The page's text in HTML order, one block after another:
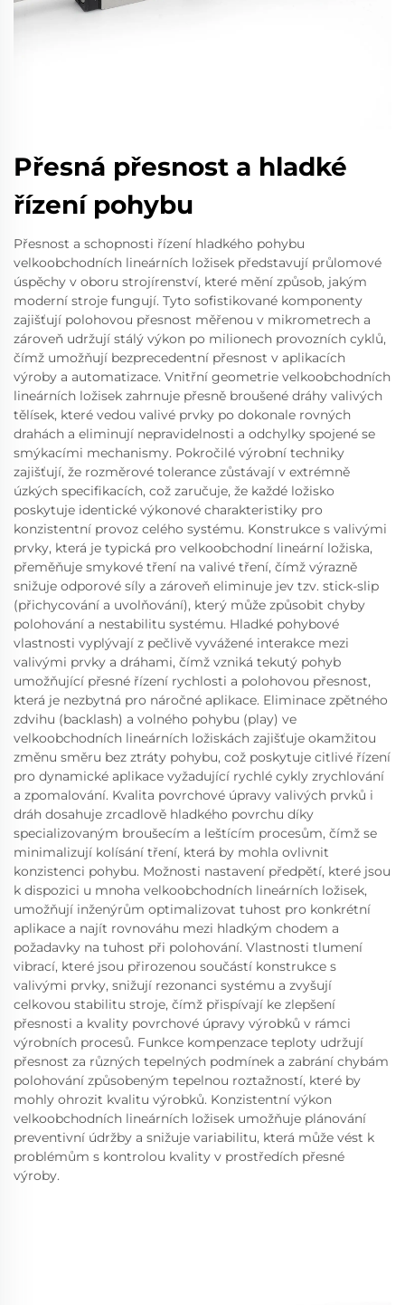
Přesná přesnost a hladké
řízení pohybu
Přesnost a schopnosti řízení hladkého pohybu
velkoobchodních lineárních ložisek představují průlomové
úspěchy v oboru strojírenství, které mění způsob, jakým
moderní stroje fungují. Tyto sofistikované komponenty
zajišťují polohovou přesnost měřenou v mikrometrech a
zároveň udržují stálý výkon po milionech provozních cyklů,
čímž umožňují bezprecedentní přesnost v aplikacích
výroby a automatizace. Vnitřní geometrie velkoobchodních
lineárních ložisek zahrnuje přesně broušené dráhy valivých
tělísek, které vedou valivé prvky po dokonale rovných
drahách a eliminují nepravidelnosti a odchylky spojené se
smýkacími mechanismy. Pokročilé výrobní techniky
zajišťují, že rozměrové tolerance zůstávají v extrémně
úzkých specifikacích, což zaručuje, že každé ložisko
poskytuje identické výkonové charakteristiky pro
konzistentní provoz celého systému. Konstrukce s valivými
prvky, která je typická pro velkoobchodní lineární ložiska,
přeměňuje smykové tření na valivé tření, čímž výrazně
snižuje odporové síly a zároveň eliminuje jev tzv. stick-slip
(přichycování a uvolňování), který může způsobit chyby
polohování a nestabilitu systému. Hladké pohybové
vlastnosti vyplývají z pečlivě vyvážené interakce mezi
valivými prvky a dráhami, čímž vzniká tekutý pohyb
umožňující přesné řízení rychlosti a polohovou přesnost,
která je nezbytná pro náročné aplikace. Eliminace zpětného
zdvihu (backlash) a volného pohybu (play) ve
velkoobchodních lineárních ložiskách zajišťuje okamžitou
změnu směru bez ztráty pohybu, což poskytuje citlivé řízení
pro dynamické aplikace vyžadující rychlé cykly zrychlování
a zpomalování. Kvalita povrchové úpravy valivých prvků i
dráh dosahuje zrcadlově hladkého povrchu díky
specializovaným broušecím a leštícím procesům, čímž se
minimalizují kolísání tření, která by mohla ovlivnit
konzistenci pohybu. Možnosti nastavení předpětí, které jsou
k dispozici u mnoha velkoobchodních lineárních ložisek,
umožňují inženýrům optimalizovat tuhost pro konkrétní
aplikace a najít rovnováhu mezi hladkým chodem a
požadavky na tuhost při polohování. Vlastnosti tlumení
vibrací, které jsou přirozenou součástí konstrukce s
valivými prvky, snižují rezonanci systému a zvyšují
celkovou stabilitu stroje, čímž přispívají ke zlepšení
přesnosti a kvality povrchové úpravy výrobků v rámci
výrobních procesů. Funkce kompenzace teploty udržují
přesnost za různých tepelných podmínek a zabrání chybám
polohování způsobeným tepelnou roztažností, které by
mohly ohrozit kvalitu výrobků. Konzistentní výkon
velkoobchodních lineárních ložisek umožňuje plánování
preventivní údržby a snižuje variabilitu, která může vést k
problémům s kontrolou kvality v prostředích přesné
výroby.